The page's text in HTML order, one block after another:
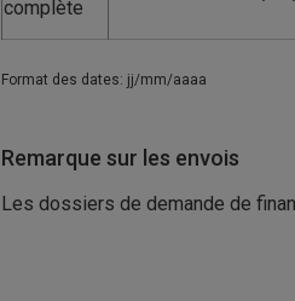
complète
Format des dates: jj/mm/aaaa
Remarque sur les envois
Les dossiers de demande de